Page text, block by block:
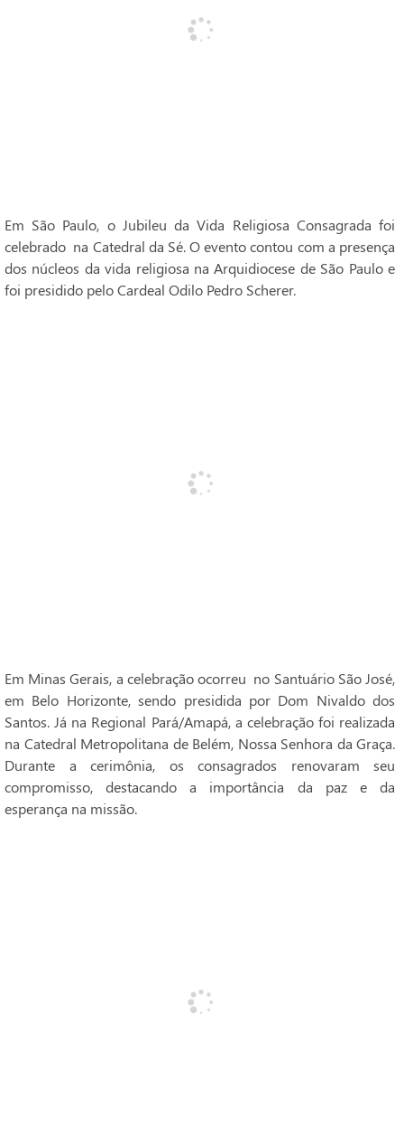
Em São Paulo, o Jubileu da Vida Religiosa Consagrada foi
celebrado na Catedral da Sé. O evento contou com a presença
dos núcleos da vida religiosa na Arquidiocese de São Paulo e
foi presidido pelo Cardeal Odilo Pedro Scherer.
Em Minas Gerais, a celebração ocorreu no Santuário São José,
em Belo Horizonte, sendo presidida por Dom Nivaldo dos
Santos. Já na Regional Pará/Amapá, a celebração foi realizada
na Catedral Metropolitana de Belém, Nossa Senhora da Graça.
Durante a cerimônia, os consagrados renovaram seu
compromisso, destacando a importância da paz e da
esperança na missão.